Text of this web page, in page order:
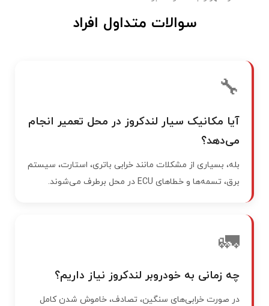
سوالات متداول افراد
🔧
آیا مکانیک سیار لندکروز در محل تعمیر انجام
می‌دهد؟
بله، بسیاری از مشکلات مانند خرابی باتری، استارت، سیستم
برق، تسمه‌ها و خطاهای ECU در محل برطرف می‌شوند.
🚛
چه زمانی به خودروبر لندکروز نیاز داریم؟
در صورت خرابی‌های سنگین، تصادف، خاموش شدن کامل